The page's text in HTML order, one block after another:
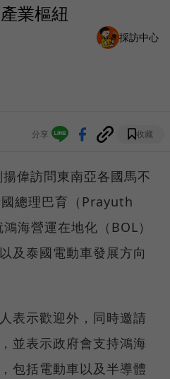
業樞紐
採訪中心
分享 收藏
偉訪問東南亞各國馬不
總理巴育（Prayuth
海營運在地化（BOL）
及泰國電動車發展方向
表示歡迎外，同時邀請
並表示政府會支持鴻海
包括電動車以及半導體